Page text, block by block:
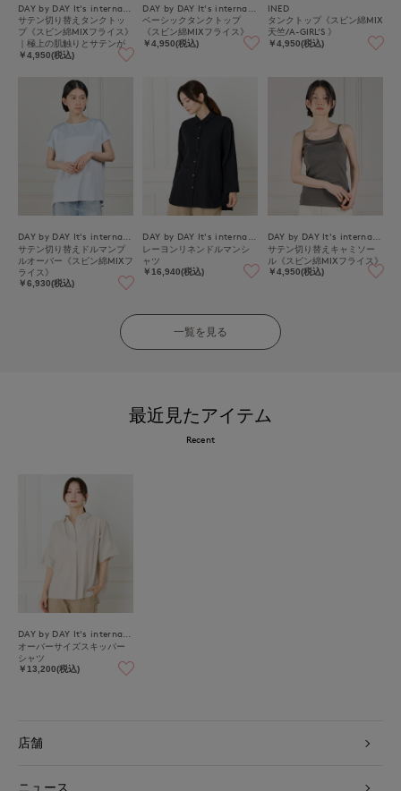
サテン切り替えタンクトッ
プ《スビン綿MIXフライス》
｜極上の肌触りとサテンが
映える上品インナー
￥4,950(税込)
ベーシックタンクトップ
《スビン綿MIXフライス》
￥4,950(税込)
INED
タンクトップ《スビン綿MIX
天竺/A-GIRL’S 》
￥4,950(税込)
サテン切り替えドルマンプ
ルオーバー《スビン綿MIXフ
ライス》
￥6,930(税込)
レーヨンリネンドルマンシ
ャツ
￥16,940(税込)
サテン切り替えキャミソー
ル《スビン綿MIXフライス》
￥4,950(税込)
一覧を見る
最近見たアイテム
Recent
オーバーサイズスキッパー
シャツ
￥13,200(税込)
店舗
ニュース